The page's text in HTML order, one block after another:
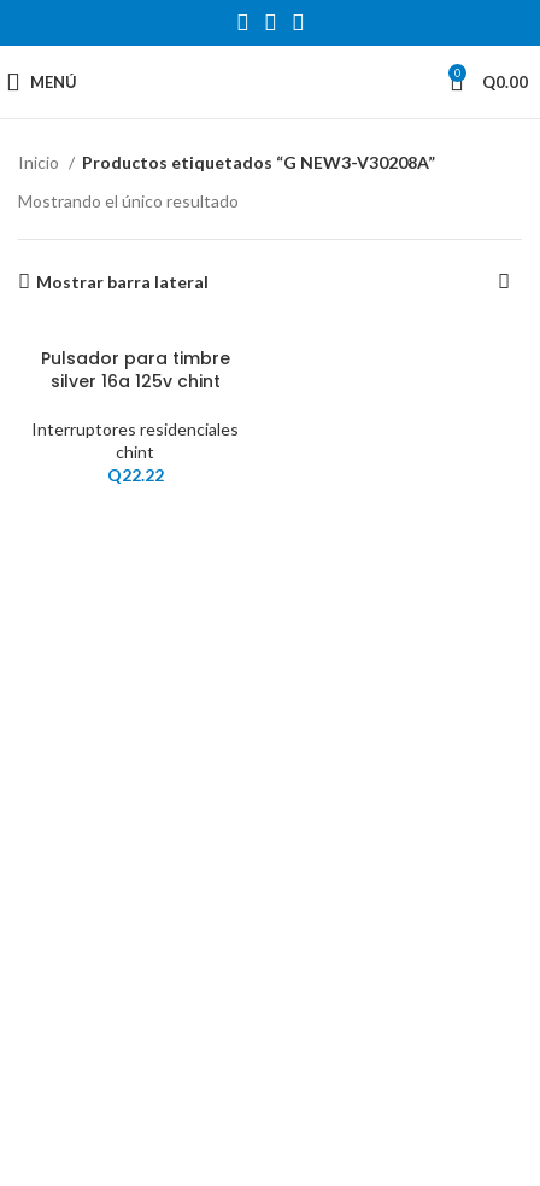
MENÚ 0 Q0.00
Inicio
Productos etiquetados “G NEW3-V30208A”
Mostrando el único resultado
Mostrar barra lateral
Pulsador para timbre
silver 16a 125v chint
Interruptores residenciales
chint
Q22.22